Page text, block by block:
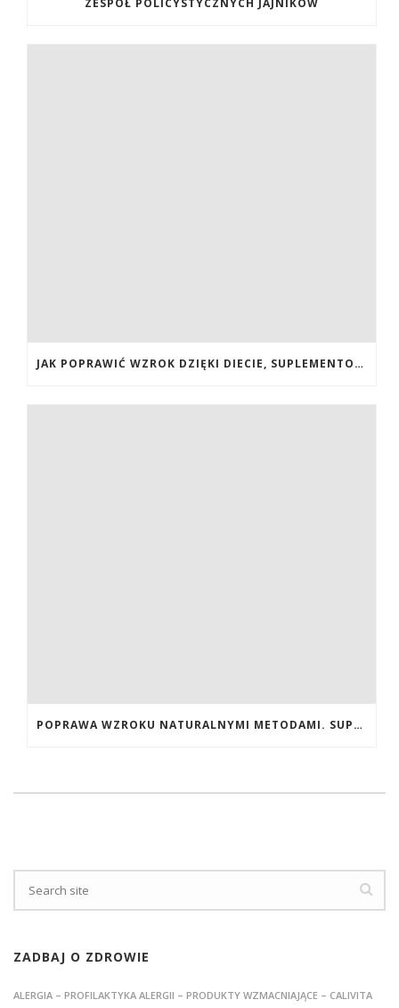
JAK POPRAWIĆ WZROK DZIĘKI DIECIE, SUPLEMENTOM BOGATYM W ANTYOKSYDANTY I WITAMINY. JAK POPRAWIĆ WZROK? DIETA NA LEPSZY WZROK. LUTEINA NA WZROK. WITAMINY NA WZROK.
POPRAWA WZROKU NATURALNYMI METODAMI. SUPLEMENTY CALIVITA NA POPRAWĘ WZROKU
ZADBAJ O ZDROWIE
ALERGIA – PROFILAKTYKA ALERGII – PRODUKTY WZMACNIAJĄCE – CALIVITA